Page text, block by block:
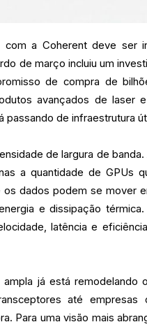
com a Coherent deve ser
de março incluiu um
de compra de
avançados de laser
passando de infraestrutura
de largura de
a quantidade de GPUs
dados podem se mover
e dissipação
latência e
ampla já está
até
Para uma visão mais